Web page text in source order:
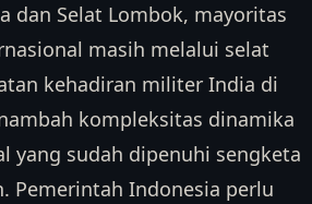
dan Selat Lombok, mayoritas
masih melalui selat
kehadiran militer India di
kompleksitas dinamika
yang sudah dipenuhi sengketa
Pemerintah Indonesia perlu